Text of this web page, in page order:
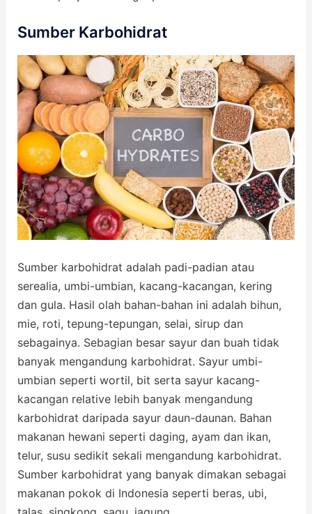
Sumber Karbohidrat
Sumber karbohidrat adalah padi-padian atau
serealia, umbi-umbian, kacang-kacangan, kering
dan gula. Hasil olah bahan-bahan ini adalah bihun,
mie, roti, tepung-tepungan, selai, sirup dan
sebagainya. Sebagian besar sayur dan buah tidak
banyak mengandung karbohidrat. Sayur umbi-
umbian seperti wortil, bit serta sayur kacang-
kacangan relative lebih banyak mengandung
karbohidrat daripada sayur daun-daunan. Bahan
makanan hewani seperti daging, ayam dan ikan,
telur, susu sedikit sekali mengandung karbohidrat.
Sumber karbohidrat yang banyak dimakan sebagai
makanan pokok di Indonesia seperti beras, ubi,